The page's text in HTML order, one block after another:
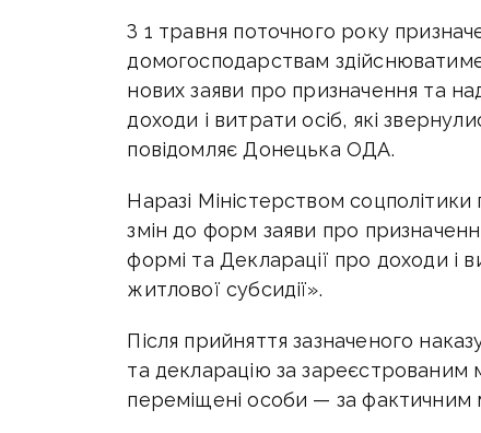
З 1 травня поточного року
домогосподарствам
нових заяви про призначення та
доходи і витрати осіб, які
повідомляє Донецька ОДА.
Наразі Міністерством
змін до форм заяви про
формі та Декларації про доходи і
житлової субсидії».
Після прийняття зазначеного
та декларацію за зареєстрованим
переміщені особи — за фактичним